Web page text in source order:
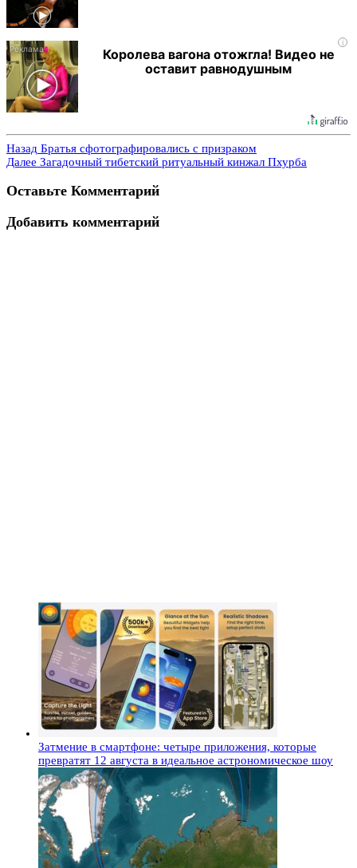
i
Королева вагона отожгла! Видео не
оставит равнодушным
Назад Братья сфотографировались с призраком
Далее Загадочный тибетский ритуальный кинжал Пхурба
Оставьте Комментарий
Добавить комментарий
Затмение в смартфоне: четыре приложения, которые
превратят 12 августа в идеальное астрономическое шоу